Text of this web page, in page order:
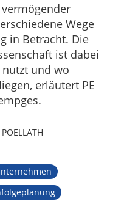
Wege
in Betracht. Die
ist dabei
und wo
erläutert PE